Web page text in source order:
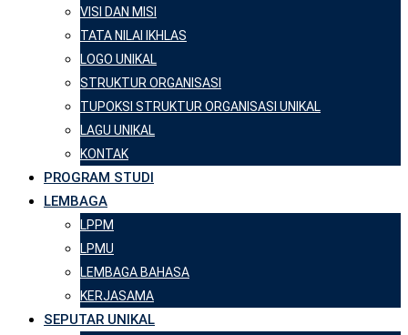
VISI DAN MISI
TATA NILAI IKHLAS
LOGO UNIKAL
STRUKTUR ORGANISASI
TUPOKSI STRUKTUR ORGANISASI UNIKAL
LAGU UNIKAL
KONTAK
PROGRAM STUDI
LEMBAGA
LPPM
LPMU
LEMBAGA BAHASA
KERJASAMA
SEPUTAR UNIKAL